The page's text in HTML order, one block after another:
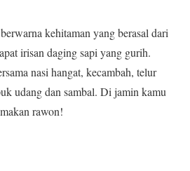
kehitaman yang berasal dari
irisan daging sapi yang gurih.
nasi hangat, kecambah, telur
udang dan sambal. Di jamin kamu
rawon!